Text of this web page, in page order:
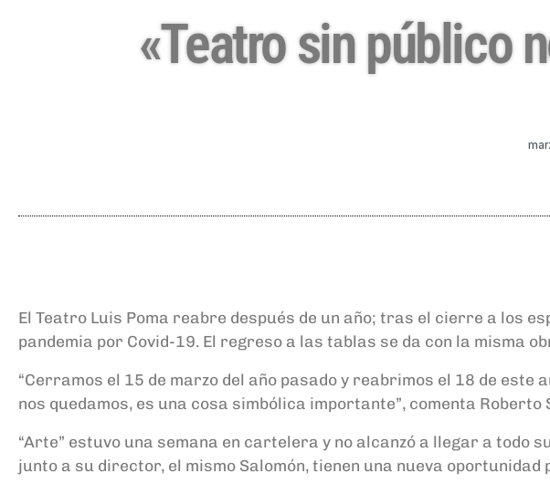
«Teatro sin público
El Teatro Luis Poma reabre después de un año; tras el cierre a los
pandemia por Covid-19. El regreso a las tablas se da con la misma
“Cerramos el 15 de marzo del año pasado y reabrimos el 18 de este
nos quedamos, es una cosa simbólica importante”, comenta
“Arte” estuvo una semana en cartelera y no alcanzó a llegar a todo
junto a su director, el mismo Salomón, tienen una nueva